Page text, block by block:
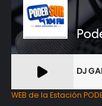
WEB de la Estación